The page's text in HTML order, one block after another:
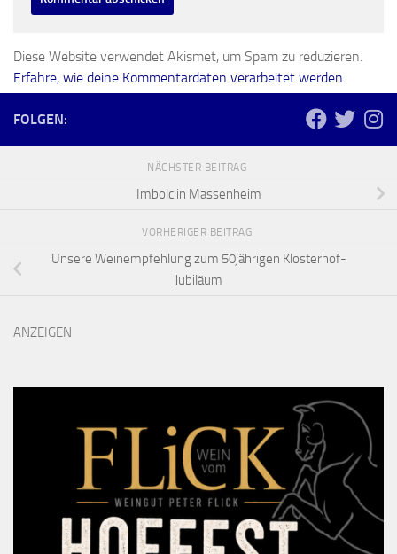
Diese Website verwendet Akismet, um Spam zu reduzieren.
Erfahre, wie deine Kommentardaten verarbeitet werden.
FOLGEN:
NÄCHSTER BEITRAG
Imbolc in Massenheim
VORHERIGER BEITRAG
Unsere Weinempfehlung zum 50jährigen Klosterhof-
Jubiläum
ANZEIGEN